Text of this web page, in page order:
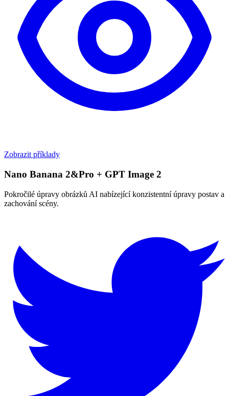
Zobrazit příklady
Nano Banana 2&Pro + GPT Image 2
Pokročilé úpravy obrázků AI nabízející konzistentní úpravy postav a
zachování scény.